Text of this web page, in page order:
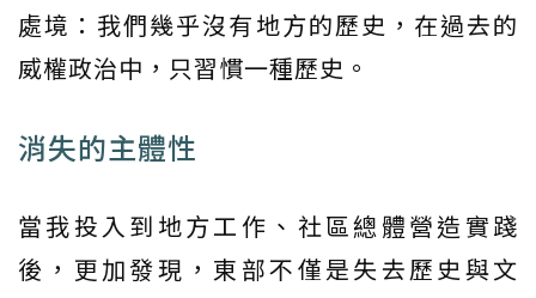
處境：我們幾乎沒有地方的歷史，在過去的
威權政治中，只習慣一種歷史。
消失的主體性
當我投入到地方工作、社區總體營造實踐
後，更加發現，東部不僅是失去歷史與文